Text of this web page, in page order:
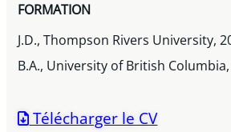
FORMATION
J.D., Thompson Rivers University,
B.A., University of British
Télécharger le CV